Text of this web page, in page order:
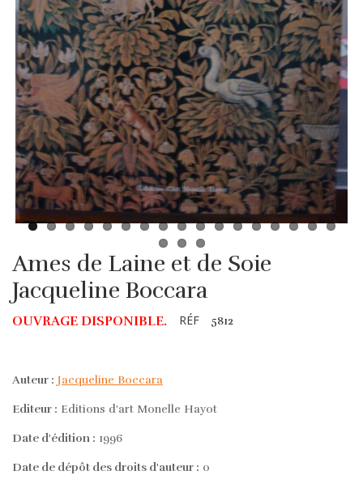
Ames de Laine et de Soie
Jacqueline Boccara
OUVRAGE DISPONIBLE. RÉF 5812
Auteur : Jacqueline Boccara
Editeur : Editions d'art Monelle Hayot
Date d'édition : 1996
Date de dépôt des droits d'auteur : 0